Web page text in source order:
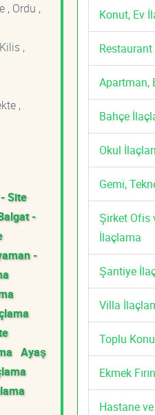
, Ordu ,
,
,
Site
-
-
Ayaş
Konut, Ev
Apartman,
Bahçe
Okul
Gemi,
Şirket Ofis
İlaçlama
Şantiye
Villa
Toplu
Ekmek
Hastane